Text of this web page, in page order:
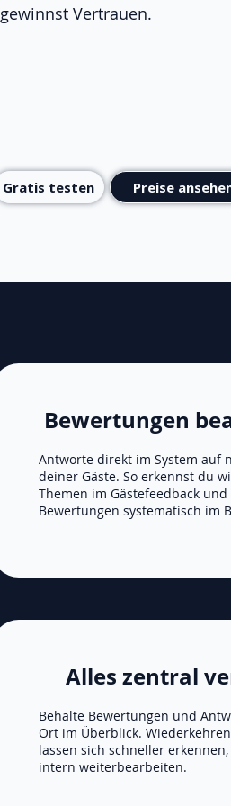
gewinnst Vertrauen.
Gratis testen Preise
Bewertungen
Antworte direkt im System auf
deiner Gäste. So erkennst du
Themen im Gästefeedback
Bewertungen systematisch im
Alles zentral
Behalte Bewertungen und
Ort im Überblick.
lassen sich schneller
intern weiterbearbeiten.